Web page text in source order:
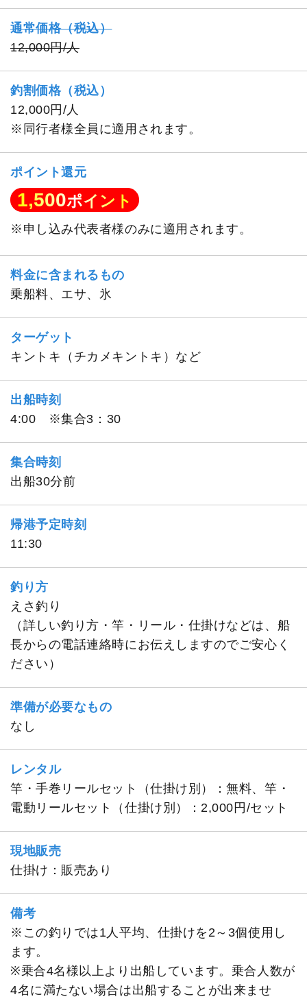
通常価格（税込）
12,000円/人
釣割価格（税込）
12,000円/人
※同行者様全員に適用されます。
ポイント還元
1,500ポイント
※申し込み代表者様のみに適用されます。
料金に含まれるもの
乗船料、エサ、氷
ターゲット
キントキ（チカメキントキ）など
出船時刻
4:00 ※集合3：30
集合時刻
出船30分前
帰港予定時刻
11:30
釣り方
えさ釣り
（詳しい釣り方・竿・リール・仕掛けなどは、船
長からの電話連絡時にお伝えしますのでご安心く
ださい）
準備が必要なもの
なし
レンタル
竿・手巻リールセット（仕掛け別）：無料、竿・
電動リールセット（仕掛け別）：2,000円/セット
現地販売
仕掛け：販売あり
備考
※この釣りでは1人平均、仕掛けを2～3個使用し
ます。
※乗合4名様以上より出船しています。乗合人数が
4名に満たない場合は出船することが出来ませ